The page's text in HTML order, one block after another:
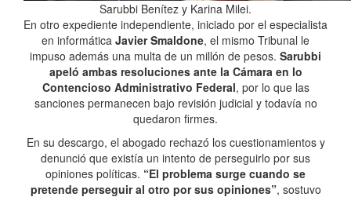
Sarubbi Benítez y Karina Milei.
En otro expediente independiente, iniciado por el especialista
en informática Javier Smaldone, el mismo Tribunal le
impuso además una multa de un millón de pesos. Sarubbi
apeló ambas resoluciones ante la Cámara en lo
Contencioso Administrativo Federal, por lo que las
sanciones permanecen bajo revisión judicial y todavía no
quedaron firmes.
En su descargo, el abogado rechazó los cuestionamientos y
denunció que existía un intento de perseguirlo por sus
opiniones políticas. “El problema surge cuando se
pretende perseguir al otro por sus opiniones”, sostuvo